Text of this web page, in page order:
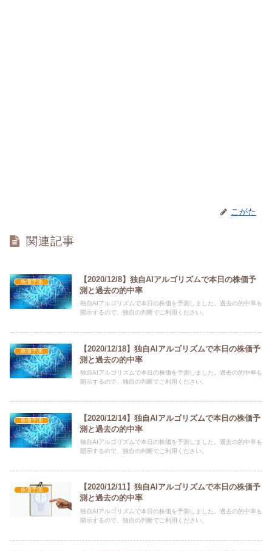
こがた
関連記事
株価予測
【2020/12/8】独自AIアルゴリズムで本日の株価予
測と過去の的中率
独自AIアルゴリズムで本日の株価を予測しました。過去の的中率も
開示するので、独自の判断でご利用ください。
株価予測
【2020/12/18】独自AIアルゴリズムで本日の株価予
測と過去の的中率
独自AIアルゴリズムで本日の株価を予測しました。過去の的中率も
開示するので、独自の判断でご利用ください。
株価予測
【2020/12/14】独自AIアルゴリズムで本日の株価予
測と過去の的中率
独自AIアルゴリズムで本日の株価を予測しました。過去の的中率も
開示するので、独自の判断でご利用ください。
株価予測
【2020/12/11】独自AIアルゴリズムで本日の株価予
測と過去の的中率
独自AIアルゴリズムで本日の株価を予測しました。過去の的中率も
開示するので、独自の判断でご利用ください。